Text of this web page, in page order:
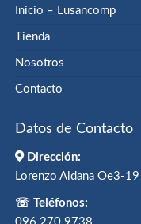
Inicio – Lusancomp
Tienda
Nosotros
Contacto
Datos de Contacto
Dirección:
Lorenzo Aldana Oe3-
☏ Teléfonos: